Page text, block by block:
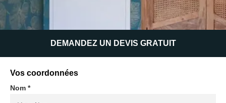
DEMANDEZ UN DEVIS GRATUIT
Vos coordonnées
Nom *